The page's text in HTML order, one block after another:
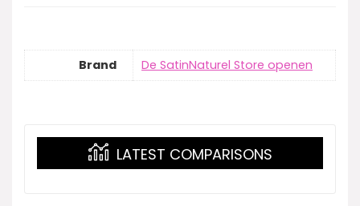
Brand De SatinNaturel Store openen
LATEST COMPARISONS